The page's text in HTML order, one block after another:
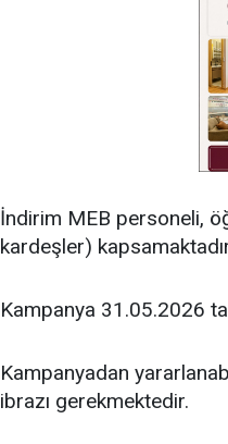
İndirim MEB personeli,
kardeşler)
Kampanya 31.05.2026
Kampanyadan
ibrazı gerekmektedir.